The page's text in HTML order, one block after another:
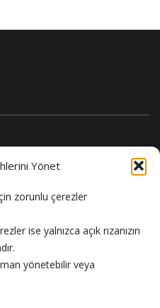
Yönet
zorunlu çerezler
ise yalnızca açık rızanızın
yönetebilir veya
güncel haber sitesi.